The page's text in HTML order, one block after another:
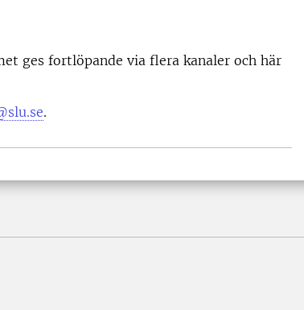
ges fortlöpande via flera kanaler och här
.